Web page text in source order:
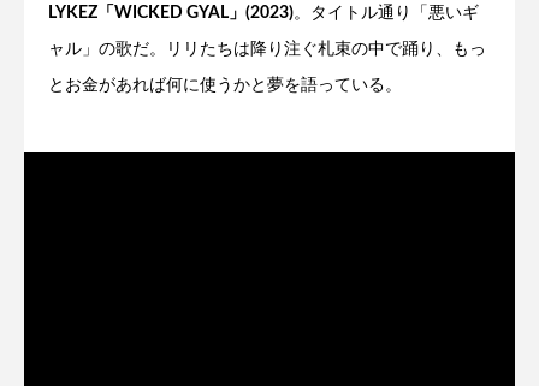
LYKEZ「WICKED GYAL」(2023)。タイトル通り「悪いギ
ャル」の歌だ。リリたちは降り注ぐ札束の中で踊り、もっ
とお金があれば何に使うかと夢を語っている。